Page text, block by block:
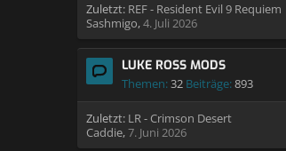
Zuletzt: REF - Resident Evil 9 Requiem
Sashmigo,4. Juli 2026
LUKE ROSS MODS
Themen:32 Beiträge:893
Zuletzt: LR - Crimson Desert
Caddie,7. Juni 2026